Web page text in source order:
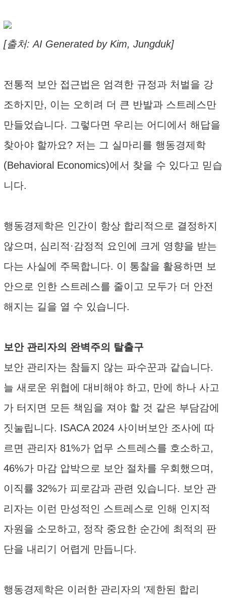
[출처: AI Generated by Kim, Jungduk]
전통적 보안 접근법은 엄격한 규정과 처벌을 강
조하지만, 이는 오히려 더 큰 반발과 스트레스만
만들었습니다. 그렇다면 우리는 어디에서 해답을
찾아야 할까요? 저는 그 실마리를 행동경제학
(Behavioral Economics)에서 찾을 수 있다고 믿습
니다.
행동경제학은 인간이 항상 합리적으로 결정하지
않으며, 심리적·감정적 요인에 크게 영향을 받는
다는 사실에 주목합니다. 이 통찰을 활용하면 보
안으로 인한 스트레스를 줄이고 모두가 더 안전
해지는 길을 열 수 있습니다.
보안 관리자의 완벽주의 탈출구
보안 관리자는 참들지 않는 파수꾼과 같습니다.
늘 새로운 위협에 대비해야 하고, 만에 하나 사고
가 터지면 모든 책임을 져야 할 것 같은 부담감에
짓눌립니다. ISACA 2024 사이버보안 조사에 따
르면 관리자 81%가 업무 스트레스를 호소하고,
46%가 마감 압박으로 보안 절차를 우회했으며,
이직률 32%가 피로감과 관련 있습니다. 보안 관
리자는 이런 만성적인 스트레스로 인해 인지적
자원을 소모하고, 정작 중요한 순간에 최적의 판
단을 내리기 어렵게 만듭니다.
행동경제학은 이러한 관리자의 ‘제한된 합리